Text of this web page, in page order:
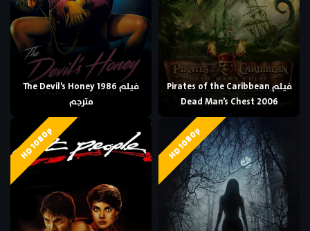
فيلم Pirates of the Caribbean
Dead Man’s Chest 2006
فيلم The Devil’s Honey 1986
مترجم
HD 1080p
HD 1080p